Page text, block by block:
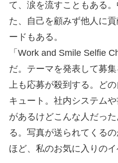
て、涙を流すこともある
た、自己を顧みず他人に
ードもある。
「Work and Smile Selfie
だ。テーマを発表して募
上も応募が殺到する。ど
キュート。社内システム
があるけどこんな人だっ
る。写真が送られてくる
ほど、私のお気に入りのイ